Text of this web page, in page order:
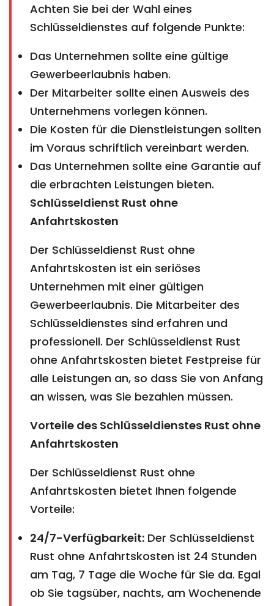
Achten Sie bei der Wahl eines
Schlüsseldienstes auf folgende Punkte:
Das Unternehmen sollte eine gültige
Gewerbeerlaubnis haben.
Der Mitarbeiter sollte einen Ausweis des
Unternehmens vorlegen können.
Die Kosten für die Dienstleistungen sollten
im Voraus schriftlich vereinbart werden.
Das Unternehmen sollte eine Garantie auf
die erbrachten Leistungen bieten.
Schlüsseldienst Rust ohne
Anfahrtskosten
Der Schlüsseldienst Rust ohne
Anfahrtskosten ist ein seriöses
Unternehmen mit einer gültigen
Gewerbeerlaubnis. Die Mitarbeiter des
Schlüsseldienstes sind erfahren und
professionell. Der Schlüsseldienst Rust
ohne Anfahrtskosten bietet Festpreise für
alle Leistungen an, so dass Sie von Anfang
an wissen, was Sie bezahlen müssen.
Vorteile des Schlüsseldienstes Rust ohne
Anfahrtskosten
Der Schlüsseldienst Rust ohne
Anfahrtskosten bietet Ihnen folgende
Vorteile:
24/7-Verfügbarkeit: Der Schlüsseldienst
Rust ohne Anfahrtskosten ist 24 Stunden
am Tag, 7 Tage die Woche für Sie da. Egal
ob Sie tagsüber, nachts, am Wochenende